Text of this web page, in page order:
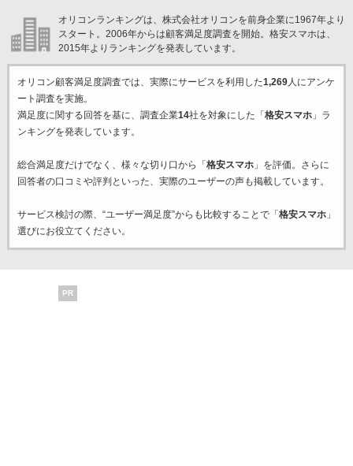
オリコンランキングは、株式会社オリコンを前身企業に1967年より
スタート。2006年からは顧客満足度調査を開始。格安スマホは、
2015年よりランキングを発表しています。
オリコン顧客満足度調査では、実際にサービスを利用した1,269人にアンケ
ート調査を実施。
満足度に関する回答を基に、調査企業14社を対象にした「 格安スマホ」ラ
ンキングを発表しています。
総合満足度だけでなく、様々な切り口から「 格安スマホ」を評価。さらに
回答者の口コミや評判といった、実際のユーザーの声も掲載しています。
サービス検討の際、“ユーザー満足度”からも比較することで「 格安スマホ」
選びにお役立てください。
PR